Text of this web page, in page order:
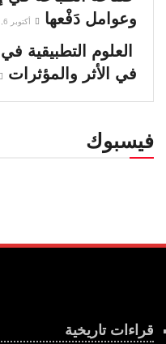
وعوامل دَفْعها
أكتوبر 6, 2024
العلوم التطبيقية
في الأثر والمؤثرات
فيسبوك
قراءات تاريخية